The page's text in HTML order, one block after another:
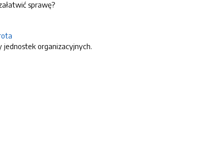
sprawę?
jednostek organizacyjnych.